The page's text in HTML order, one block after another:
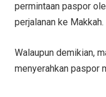
permintaan paspor
perjalanan ke Makkah.
Walaupun demikian,
menyerahkan paspor